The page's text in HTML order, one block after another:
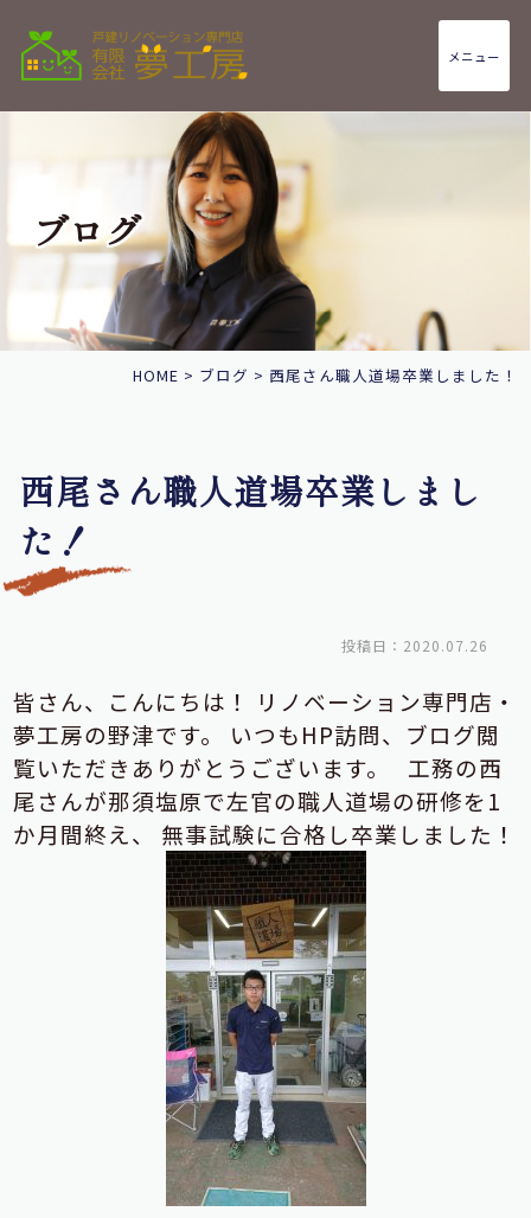
メニュー
ブログ
HOME > ブログ > 西尾さん職人道場卒業しました！
西尾さん職人道場卒業しまし
た！
投稿日：2020.07.26
皆さん、こんにちは！
リノベーション専門店・
夢工房の野津です。
いつもHP訪問、ブログ閲
覧いただきありがとうございます。
工務の西
尾さんが那須塩原で左官の職人道場の研修を1
か月間終え、
無事試験に合格し卒業しました！